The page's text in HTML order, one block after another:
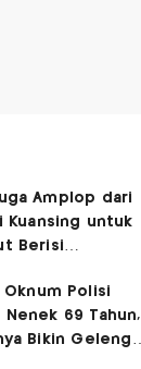
Amplop dari
Kuansing untuk
Berisi
Utuh
Oknum Polisi
Nenek 69 Tahun,
Bikin Geleng